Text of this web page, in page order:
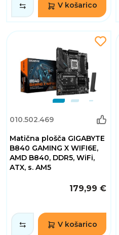
V košarico
010.502.469
Matična plošča GIGABYTE
B840 GAMING X WIFI6E,
AMD B840, DDR5, WiFi,
ATX, s. AM5
179,99 €
V košarico